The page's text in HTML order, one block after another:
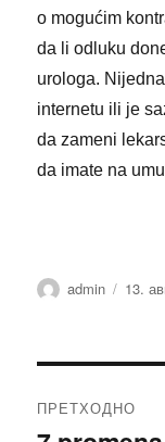
o mogućim
da li odluku
urologa.
internetu ili je
da zameni
da imate na
Аутор
admin 13.
чланка
ПРЕТХОДНО